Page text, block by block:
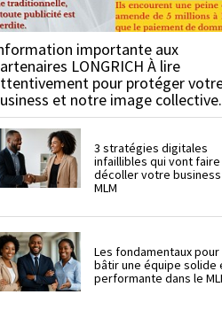
importante aux
LONGRICH À lire
pour protéger
et notre image collective.
3 stratégies digitales
infaillibles qui vont faire
décoller votre business
MLM
Les fondamentaux pour
bâtir une équipe solide
performante dans le